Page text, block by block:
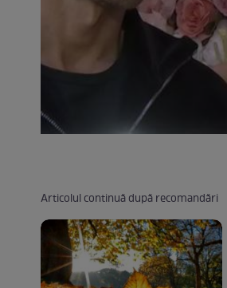
Articolul continuă după recomandări